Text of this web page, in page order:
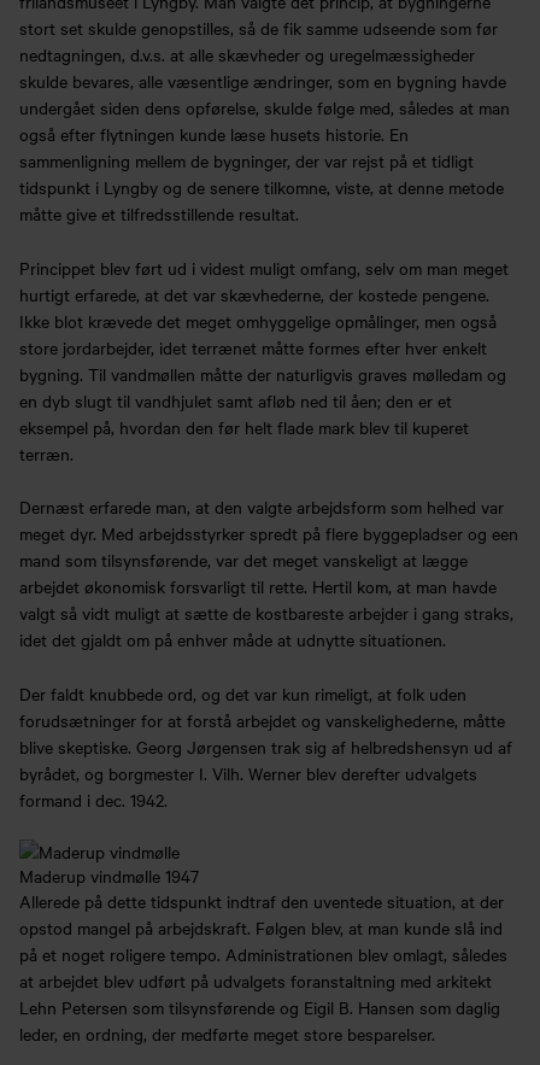
stort set skulde genopstilles, så de fik samme udseende som før
nedtagningen, d.v.s. at alle skævheder og uregelmæssigheder
skulde bevares, alle væsentlige ændringer, som en bygning havde
undergået siden dens opførelse, skulde følge med, således at man
også efter flytningen kunde læse husets historie. En
sammenligning mellem de bygninger, der var rejst på et tidligt
tidspunkt i Lyngby og de senere tilkomne, viste, at denne metode
måtte give et tilfredsstillende resultat.
Princippet blev ført ud i videst muligt omfang, selv om man meget
hurtigt erfarede, at det var skævhederne, der kostede pengene.
Ikke blot krævede det meget omhyggelige opmålinger, men også
store jordarbejder, idet terrænet måtte formes efter hver enkelt
bygning. Til vandmøllen måtte der naturligvis graves mølledam og
en dyb slugt til vandhjulet samt afløb ned til åen; den er et
eksempel på, hvordan den før helt flade mark blev til kuperet
terræn.
Dernæst erfarede man, at den valgte arbejdsform som helhed var
meget dyr. Med arbejdsstyrker spredt på flere byggepladser og een
mand som tilsynsførende, var det meget vanskeligt at lægge
arbejdet økonomisk forsvarligt til rette. Hertil kom, at man havde
valgt så vidt muligt at sætte de kostbareste arbejder i gang straks,
idet det gjaldt om på enhver måde at udnytte situationen.
Der faldt knubbede ord, og det var kun rimeligt, at folk uden
forudsætninger for at forstå arbejdet og vanskelighederne, måtte
blive skeptiske. Georg Jørgensen trak sig af helbredshensyn ud af
byrådet, og borgmester I. Vilh. Werner blev derefter udvalgets
formand i dec. 1942.
Maderup vindmølle 1947
Allerede på dette tidspunkt indtraf den uventede situation, at der
opstod mangel på arbejdskraft. Følgen blev, at man kunde slå ind
på et noget roligere tempo. Administrationen blev omlagt, således
at arbejdet blev udført på udvalgets foranstaltning med arkitekt
Lehn Petersen som tilsynsførende og Eigil B. Hansen som daglig
leder, en ordning, der medførte meget store besparelser.